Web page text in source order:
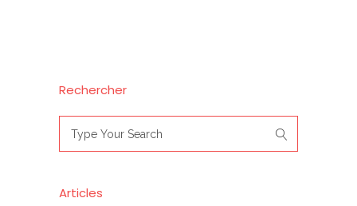
Rechercher
for:
Articles